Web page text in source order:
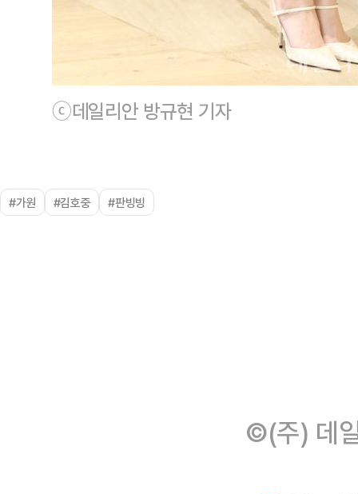
ⓒ데일리안 방규현 기자
#가원 #김호중 #판빙빙
©(주) 데